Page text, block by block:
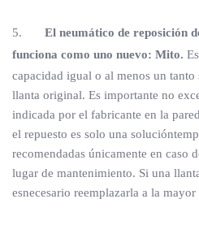
5. El neumático de reposición
funciona como uno nuevo: Mito.
capacidad igual o al menos un tanto
llanta original. Es importante no
indicada por el fabricante en la
el repuesto es solo una
recomendadas únicamente en caso
lugar de mantenimiento. Si una
esnecesario reemplazarla a la mayor